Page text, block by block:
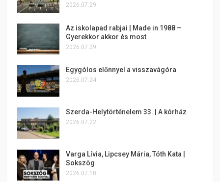
2026.07.29.
Az iskolapad rabjai | Made in 1988 –
Gyerekkor akkor és most
2026.07.29.
Egygólos előnnyel a visszavágóra
2026.07.24.
Szerda-Helytörténelem 33. | A kórház
2026.07.22.
Varga Lívia, Lipcsey Mária, Tóth Kata |
Sokszög
2026.07.18.